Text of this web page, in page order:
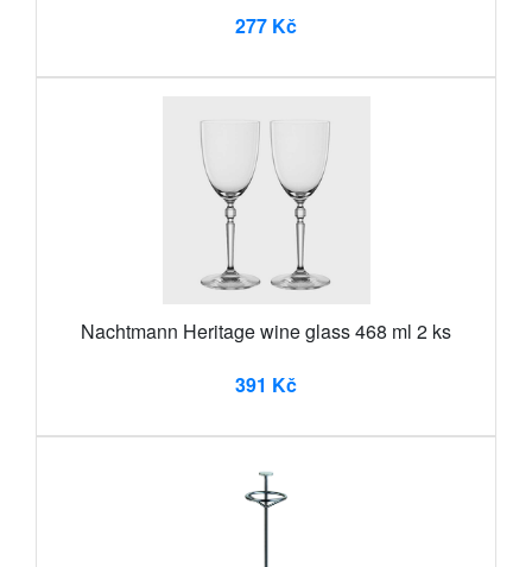
277 Kč
Nachtmann Heritage wine glass 468 ml 2 ks
391 Kč